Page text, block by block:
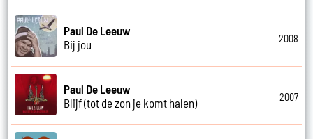
Paul De Leeuw
Bij jou
2008
Paul De Leeuw
Blijf (tot de zon je komt halen)
2007